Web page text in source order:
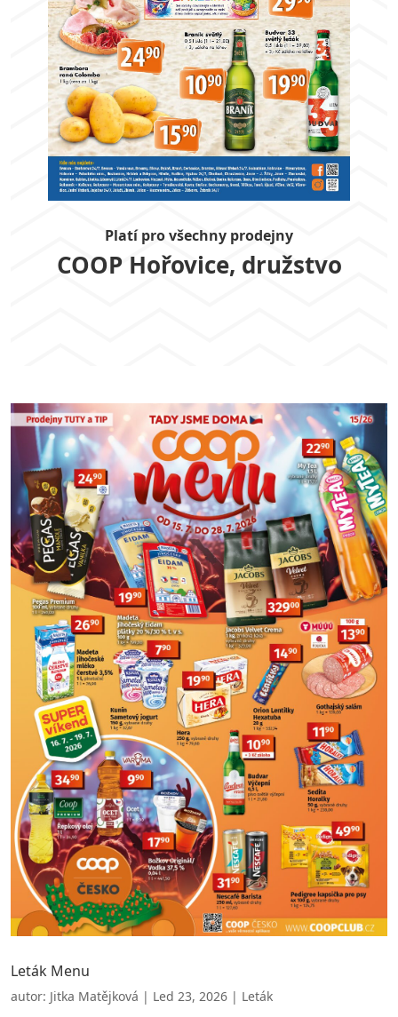
Platí pro všechny prodejny
COOP Hořovice, družstvo
Leták Menu
autor: Jitka Matějková | Led 23, 2026 | Leták